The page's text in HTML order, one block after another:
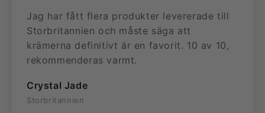
Jag har fått flera produkter levererade till
Storbritannien och måste säga att
krämerna definitivt är en favorit. 10 av 10,
rekommenderas varmt.
Crystal Jade
Storbritannien